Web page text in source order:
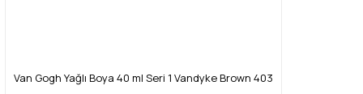
Van Gogh Yağlı Boya 40 ml Seri 1 Vandyke Brown 403